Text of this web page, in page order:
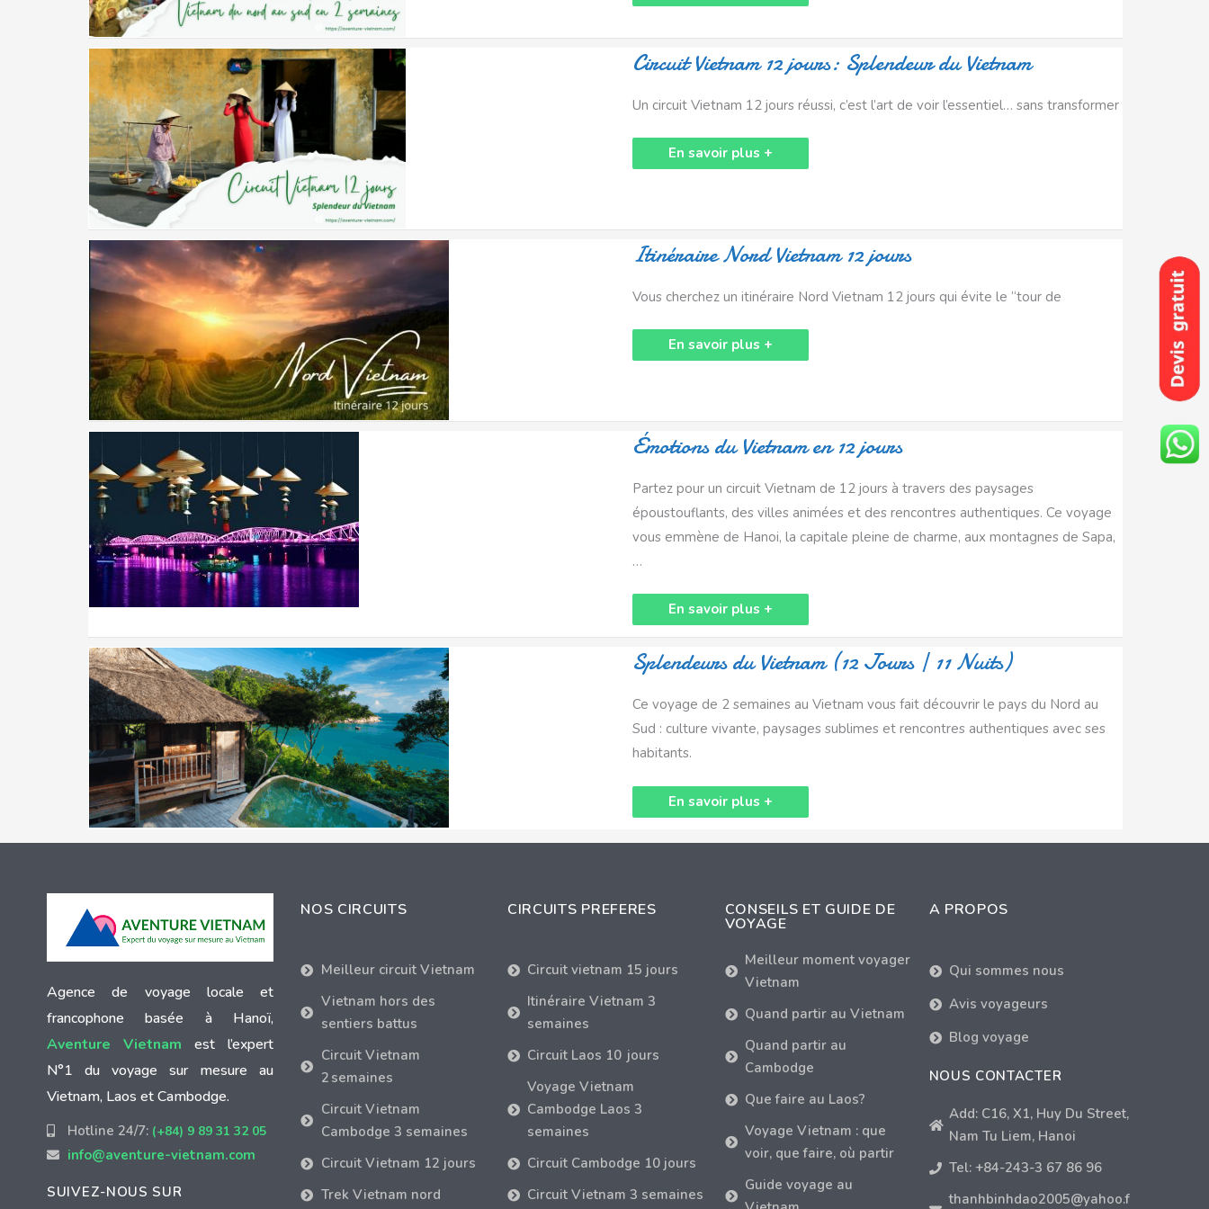
jours,
&
Circuit Vietnam 12 jours: Splendeur du Vietnam
Un circuit Vietnam 12 jours réussi, c’est l’art de voir l’essentiel… sans transformer
Circuit
Vietnam
Splendeur
Vietnam
En savoir plus +
Itinéraire Nord Vietnam 12 jours
Vous cherchez un itinéraire Nord Vietnam 12 jours qui évite le “tour de
Itinéraire
Nord
jours
En savoir plus +
Émotions du Vietnam en 12 jours
Partez pour un circuit Vietnam de 12 jours à travers des paysages
époustouflants, des villes animées et des rencontres authentiques. Ce voyage
vous emmène de Hanoi, la capitale pleine de charme, aux montagnes de Sapa,
…
Émotions
du
12
jours
En savoir plus +
Splendeurs du Vietnam (12 Jours | 11 Nuits)
Ce voyage de 2 semaines au Vietnam vous fait découvrir le pays du Nord au
Sud : culture vivante, paysages sublimes et rencontres authentiques avec ses
habitants.
Splendeurs
du
Jours
11
Nuits)
En savoir plus +
Agence de voyage locale et
francophone basée à Hanoï,
Aventure Vietnam est l’expert
N°1 du voyage sur mesure au
Vietnam, Laos et Cambodge.
Hotline 24/7: (+84) 9 89 31 32 05
info@aventure-vietnam.com
SUIVEZ-NOUS SUR
NOS CIRCUITS
Meilleur circuit Vietnam
Vietnam hors des
sentiers battus
Circuit Vietnam
2 semaines
Circuit Vietnam
Cambodge 3 semaines
Circuit Vietnam 12 jours
Trek Vietnam nord
CIRCUITS PREFERES
Circuit vietnam 15 jours
Itinéraire Vietnam 3
semaines
Circuit Laos 10 jours
Voyage Vietnam
Cambodge Laos 3
semaines
Circuit Cambodge 10 jours
Circuit Vietnam 3 semaines
CONSEILS ET GUIDE DE
VOYAGE
Meilleur moment voyager
Vietnam
Quand partir au Vietnam
Quand partir au
Cambodge
Que faire au Laos?
Voyage Vietnam : que
voir, que faire, où partir
Guide voyage au
A PROPOS
Qui sommes nous
Avis voyageurs
Blog voyage
NOUS CONTACTER
Add: C16, X1, Huy Du Street,
Nam Tu Liem, Hanoi
Tel: +84-243-3 67 86 96
thanhbinhdao2005@yahoo.f